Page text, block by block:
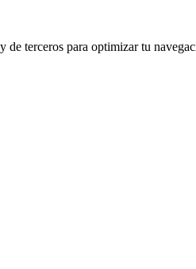
terceros para optimizar tu